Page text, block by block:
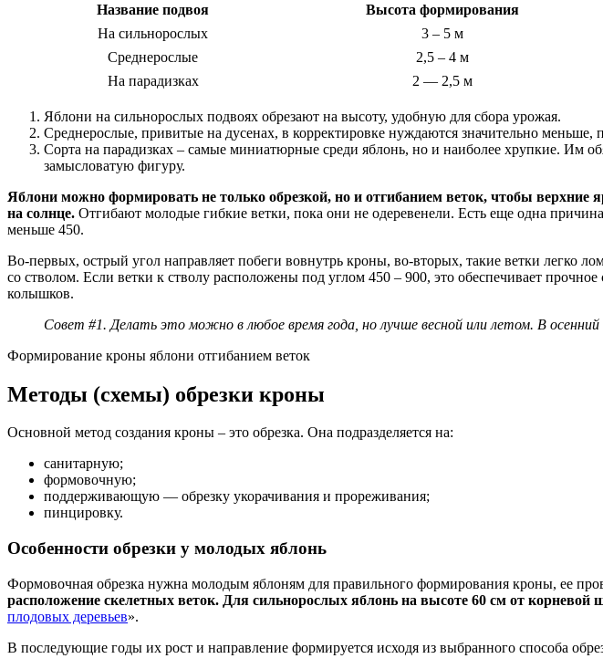
Название подвоя
Высота формирования
На сильнорослых
3 – 5 м
Среднерослые
2,5 – 4 м
На парадизках
2 — 2,5 м
Яблони на сильнорослых подвоях обрезают на высоту, удобную для сбора урожая.
Среднерослые, привитые на дусенах, в корректировке нуждаются значительно меньше,
Сорта на парадизках – самые миниатюрные среди яблонь, но и наиболее хрупкие. Им
замысловатую фигуру.
Яблони можно формировать не только обрезкой, но и отгибанием веток, чтобы
на солнце. Отгибают молодые гибкие ветки, пока они не одеревенели. Есть еще одна
меньше 450.
Во-первых, острый угол направляет побеги вовнутрь кроны, во-вторых, такие ветки легко
со стволом. Если ветки к стволу расположены под углом 450 – 900, это обеспечивает
колышков.
Совет #1. Делать это можно в любое время года, но лучше весной или летом. В
Формирование кроны яблони отгибанием веток
Методы (схемы) обрезки кроны
Основной метод создания кроны – это обрезка. Она подразделяется на:
санитарную;
формовочную;
поддерживающую — обрезку укорачивания и прореживания;
пинцировку.
Особенности обрезки у молодых яблонь
Формовочная обрезка нужна молодым яблоням для правильного формирования кроны, ее
расположение скелетных веток. Для сильнорослых яблонь на высоте 60 см от корневой
плодовых деревьев».
В последующие годы их рост и направление формируется исходя из выбранного способа